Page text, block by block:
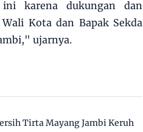
ini karena dukungan dan
Kota dan Bapak Sekda
ujarnya.
Tirta Mayang Jambi Keruh